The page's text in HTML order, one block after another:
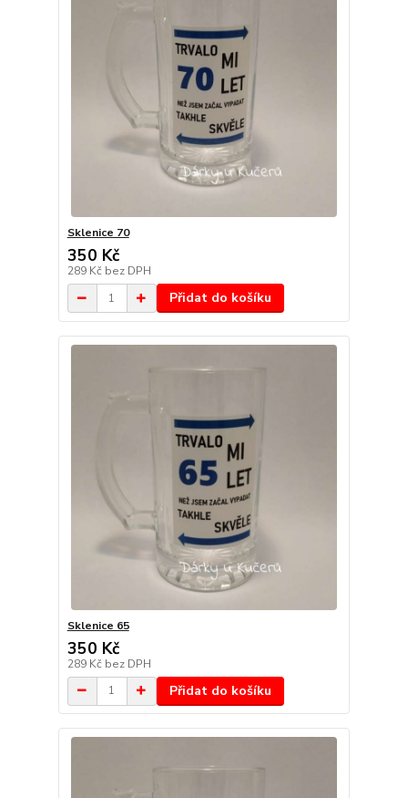
Sklenice 70
350 Kč
289 Kč bez DPH
Přidat do košíku
Sklenice 65
350 Kč
289 Kč bez DPH
Přidat do košíku